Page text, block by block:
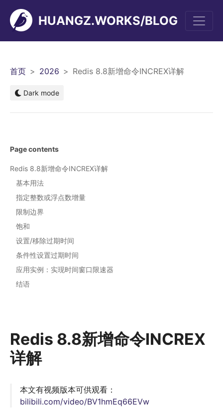
HUANGZ.WORKS/BLOG
首页 2026 Redis 8.8新增命令INCREX详解
Dark mode
Redis 8.8新增命令INCREX
详解
本文有视频版本可供观看：
bilibili.com/video/BV1hmEq66EVw
Page contents
Redis 8.8新增命令INCREX详解
基本用法
指定整数或浮点数增量
限制边界
饱和
设置/移除过期时间
条件性设置过期时间
应用实例：实现时间窗口限速器
结语